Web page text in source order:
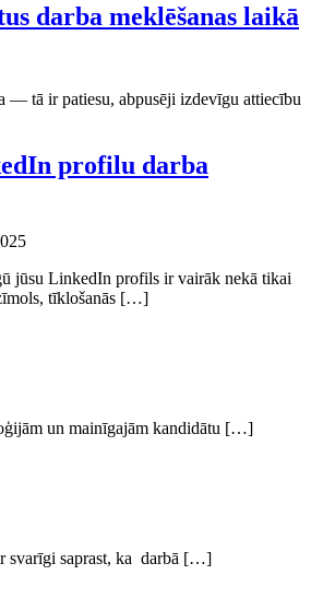
darba meklēšanas laikā
— tā ir patiesu, abpusēji izdevīgu attiecību
profilu darba
jūsu LinkedIn profils ir vairāk nekā tikai
tīklošanās […]
un mainīgajām kandidātu […]
ir svarīgi saprast, ka darbā […]